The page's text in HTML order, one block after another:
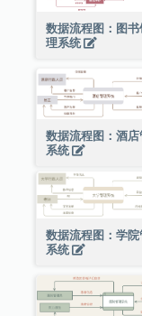
数据流程图：图书
理系统
数据流程图：酒店
系统
数据流程图：学院
系统